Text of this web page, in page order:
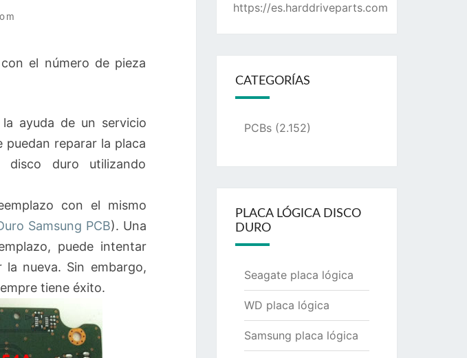
el número de pieza
ayuda de un servicio
reparar la placa
duro utilizando
con el mismo
Samsung PCB). Una
puede intentar
nueva. Sin embargo,
tiene éxito.
https://es.harddriveparts.com
CATEGORÍAS
PCBs(2.152)
PLACA LÓGICA DISCO
DURO
Seagate placa lógica
WD placa lógica
Samsung placa lógica